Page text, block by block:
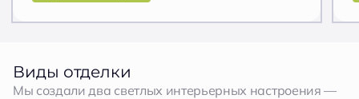
Виды отделки
Мы создали два светлых интерьерных настроения —